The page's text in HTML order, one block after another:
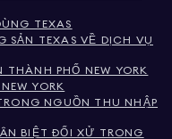
TEXAS
SẢN TEXAS VỀ DỊCH VỤ
PHỐ NEW YORK
YORK
NGUỒN THU NHẬP
BIỆT ĐỐI XỬ TRONG